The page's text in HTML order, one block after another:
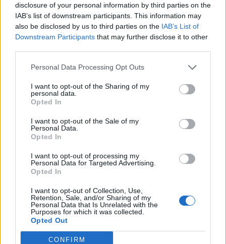
disclosure of your personal information by third parties on the
IAB’s list of downstream participants. This information may
also be disclosed by us to third parties on the IAB’s List of
Downstream Participants that may further disclose it to other
Personal Data Processing Opt Outs
I want to opt-out of the Sharing of my
personal data.
Opted In
I want to opt-out of the Sale of my
Personal Data.
Opted In
I want to opt-out of processing my
Personal Data for Targeted Advertising.
Opted In
I want to opt-out of Collection, Use,
Retention, Sale, and/or Sharing of my
Personal Data that Is Unrelated with the
Purposes for which it was collected.
Opted Out
CONFIRM
από το κόμμα Καρυστιανού – Εκτός η Κατερίνα
Μουτσάτσου και δύο μέλη
Κυβέρνηση σε αποδρομή, πρωθυπουργός σε άρνηση –
Επικοινωνιακή στροφή στα ζητήματα της
καθημερινότητας και η πολιτική της «κορδέλας»